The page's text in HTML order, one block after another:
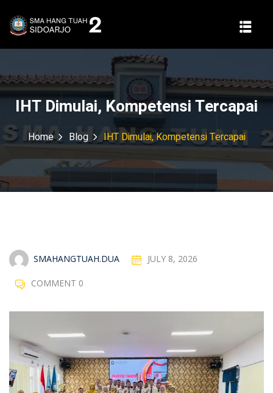
IHT Dimulai, Kompetensi Tercapai
Home Blog IHT Dimulai, Kompetensi Tercapai
SMAHANGTUAH.DUA JULY 8, 2026
COMMENT 0